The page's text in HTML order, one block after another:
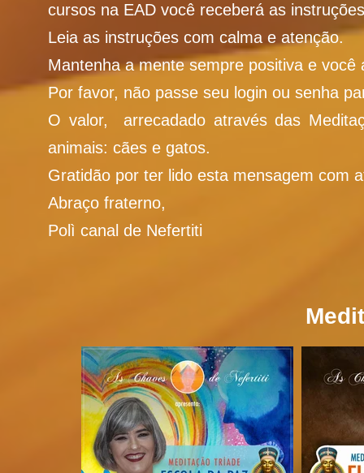
cursos na EAD você receberá as
Leia as instruções com calma e atenção.
Mantenha a mente sempre positiva e
Por favor, não passe seu login ou senha
O valor, arrecadado através das
animais: cães e gatos.
Gratidão por ter lido esta mensagem com
Abraço fraterno,
Polì canal de Nefertiti